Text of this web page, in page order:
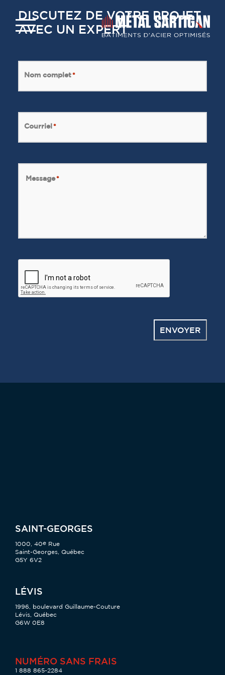
DISCUTEZ DE VOTRE PROJET
AVEC UN EXPERT
Nom complet*
Courriel *
Message*
CAPTCHA
ENVOYER
SAINT-GEORGES
1000, 40e Rue
Saint-Georges, Québec
G5Y 6V2
LÉVIS
1996, boulevard Guillaume-Couture
Lévis, Québec
G6W 0E8
NUMÉRO SANS FRAIS
1 888 865-2284